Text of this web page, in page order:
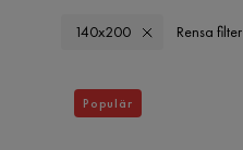
140x200 Rensa filter
Populär